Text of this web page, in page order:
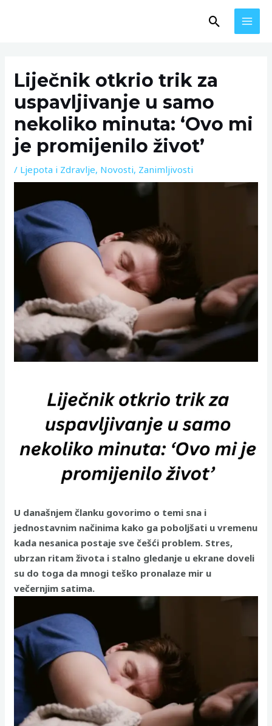
Search
Liječnik otkrio trik za
uspavljivanje u samo
nekoliko minuta: ‘Ovo mi
je promijenilo život’
/ Ljepota i Zdravlje, Novosti, Zanimljivosti
U današnjem članku govorimo o temi sna i
jednostavnim načinima kako ga poboljšati u vremenu
kada nesanica postaje sve češći problem. Stres,
ubrzan ritam života i stalno gledanje u ekrane doveli
su do toga da mnogi teško pronalaze mir u
večernjim satima.